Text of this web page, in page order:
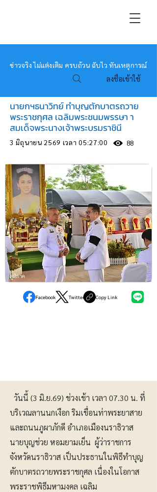
หมอข่าว
ข่าวจริง ไม่แต่งเติม ครบถ้วน ฉับไว ทันเหตุการณ์
ลงชื่อเข้าใช้
นายกฯธนาวิทย์ ทำบุญตักบาตรถวาย
พระราชกุศล เฉลิมพระชนมพรรษา า
สมเด็จพระนางเจ้าพระบรมราชินี
3 มิถุนายน 2569 เวลา 05:27:00 88
ภูมิภาค
Facebook Twitter Copy Link
วันนี้ (3 มิ.ย.69) ช่วงเช้า เวลา 07.30 น. ที่
บริเวณลานนกเงือก ริมเขื่อนท่าพระยาสาย
และถนนภูผาภักดี อำเภอเมืองนราธิวาส
นายบุญช่วย หอมยามเย็น ผู้ว่าราชการ
จังหวัดนราธิวาส เป็นประธานในพิธีทำบุญ
ตักบาตรถวายพระราชกุศล เนื่องในโอกาส
พระราชพิธีมหามงคล เฉลิม